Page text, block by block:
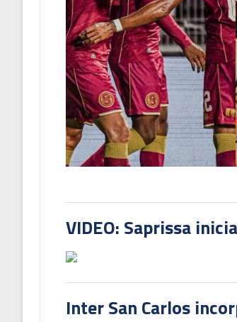
VIDEO: Saprissa
Inter San Carlos